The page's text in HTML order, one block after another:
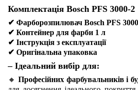
Комплектація Bosch PFS 3000-2
✔ Фарборозпилювач Bosch PFS
✔ Контейнер для фарби 1 л
✔ Інструкція з експлуатації
✔ Оригінальна упаковка
– Ідеальний вибір для:
🔸 Професійних фарбувальників і